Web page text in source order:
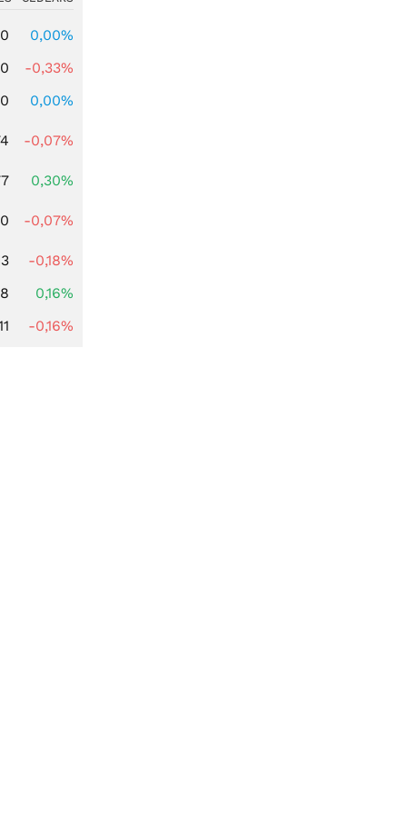
0,00%
-0,33%
0,00%
-0,07%
0,30%
-0,07%
-0,18%
0,16%
-0,16%